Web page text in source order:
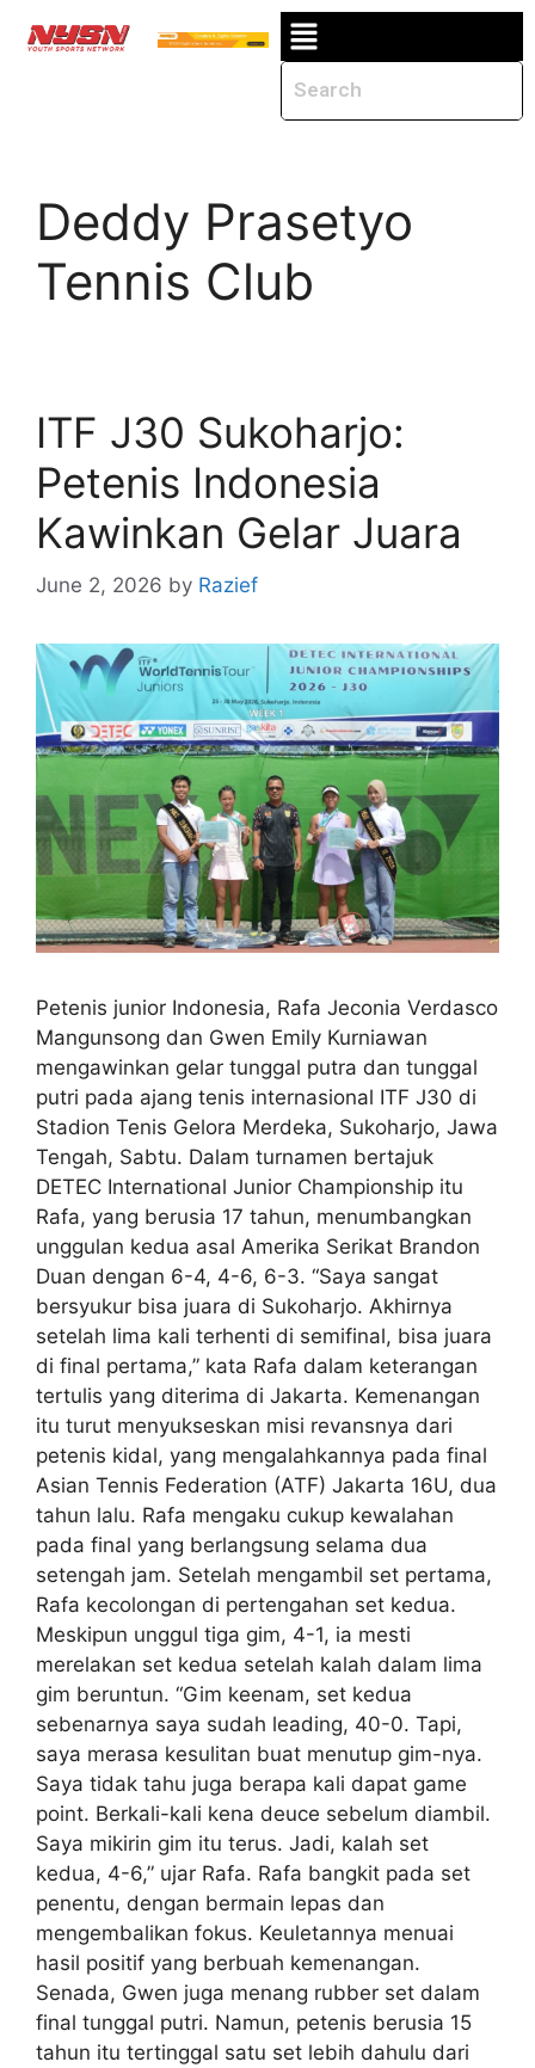
Deddy Prasetyo
Tennis Club
ITF J30 Sukoharjo:
Petenis Indonesia
Kawinkan Gelar Juara
June 2, 2026 by Razief
Petenis junior Indonesia, Rafa Jeconia Verdasco
Mangunsong dan Gwen Emily Kurniawan
mengawinkan gelar tunggal putra dan tunggal
putri pada ajang tenis internasional ITF J30 di
Stadion Tenis Gelora Merdeka, Sukoharjo, Jawa
Tengah, Sabtu. Dalam turnamen bertajuk
DETEC International Junior Championship itu
Rafa, yang berusia 17 tahun, menumbangkan
unggulan kedua asal Amerika Serikat Brandon
Duan dengan 6-4, 4-6, 6-3. “Saya sangat
bersyukur bisa juara di Sukoharjo. Akhirnya
setelah lima kali terhenti di semifinal, bisa juara
di final pertama,” kata Rafa dalam keterangan
tertulis yang diterima di Jakarta. Kemenangan
itu turut menyukseskan misi revansnya dari
petenis kidal, yang mengalahkannya pada final
Asian Tennis Federation (ATF) Jakarta 16U, dua
tahun lalu. Rafa mengaku cukup kewalahan
pada final yang berlangsung selama dua
setengah jam. Setelah mengambil set pertama,
Rafa kecolongan di pertengahan set kedua.
Meskipun unggul tiga gim, 4-1, ia mesti
merelakan set kedua setelah kalah dalam lima
gim beruntun. “Gim keenam, set kedua
sebenarnya saya sudah leading, 40-0. Tapi,
saya merasa kesulitan buat menutup gim-nya.
Saya tidak tahu juga berapa kali dapat game
point. Berkali-kali kena deuce sebelum diambil.
Saya mikirin gim itu terus. Jadi, kalah set
kedua, 4-6,” ujar Rafa. Rafa bangkit pada set
penentu, dengan bermain lepas dan
mengembalikan fokus. Keuletannya menuai
hasil positif yang berbuah kemenangan.
Senada, Gwen juga menang rubber set dalam
final tunggal putri. Namun, petenis berusia 15
tahun itu tertinggal satu set lebih dahulu dari